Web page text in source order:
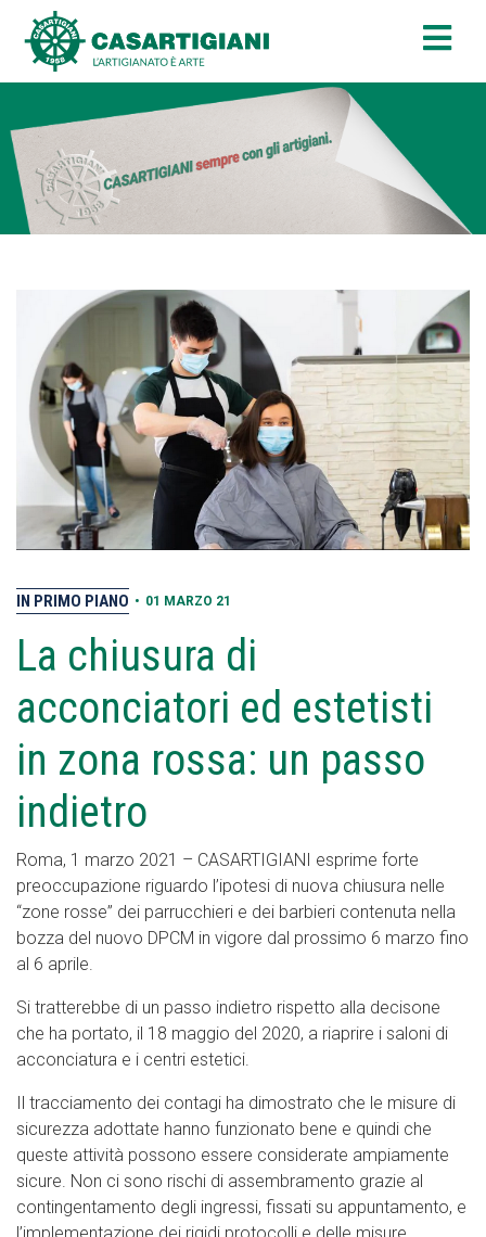
IN PRIMO PIANO • 01 MARZO 21
La chiusura di
acconciatori ed estetisti
in zona rossa: un passo
indietro
Roma, 1 marzo 2021 – CASARTIGIANI esprime forte
preoccupazione riguardo l’ipotesi di nuova chiusura nelle
“zone rosse” dei parrucchieri e dei barbieri contenuta nella
bozza del nuovo DPCM in vigore dal prossimo 6 marzo fino
al 6 aprile.
Si tratterebbe di un passo indietro rispetto alla decisone
che ha portato, il 18 maggio del 2020, a riaprire i saloni di
acconciatura e i centri estetici.
Il tracciamento dei contagi ha dimostrato che le misure di
sicurezza adottate hanno funzionato bene e quindi che
queste attività possono essere considerate ampiamente
sicure. Non ci sono rischi di assembramento grazie al
contingentamento degli ingressi, fissati su appuntamento, e